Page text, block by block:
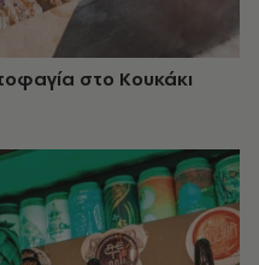
στο Κουκάκι